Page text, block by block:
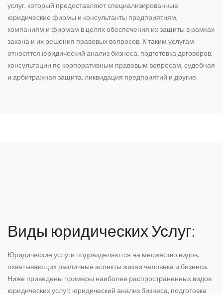
услуг, который предоставляют специализированные
юридические фирмы и консультанты предприятиям,
компаниям и фирмам в целях обеспечения их защиты в рамках
закона и их решения правовых вопросов. К таким услугам
относятся юридический анализ бизнеса, подготовка договоров,
консультации по корпоративным правовым вопросам, судебная
и арбитражная защита, ликвидация предприятий и другие.
Виды юридических Услуг:
Юридические услуги подразделяются на множество видов,
охватывающих различные аспекты жизни человека и бизнеса.
Ниже приведены примеры наиболее распространенных видов
юридических услуг: юридический анализ бизнеса, подготовка